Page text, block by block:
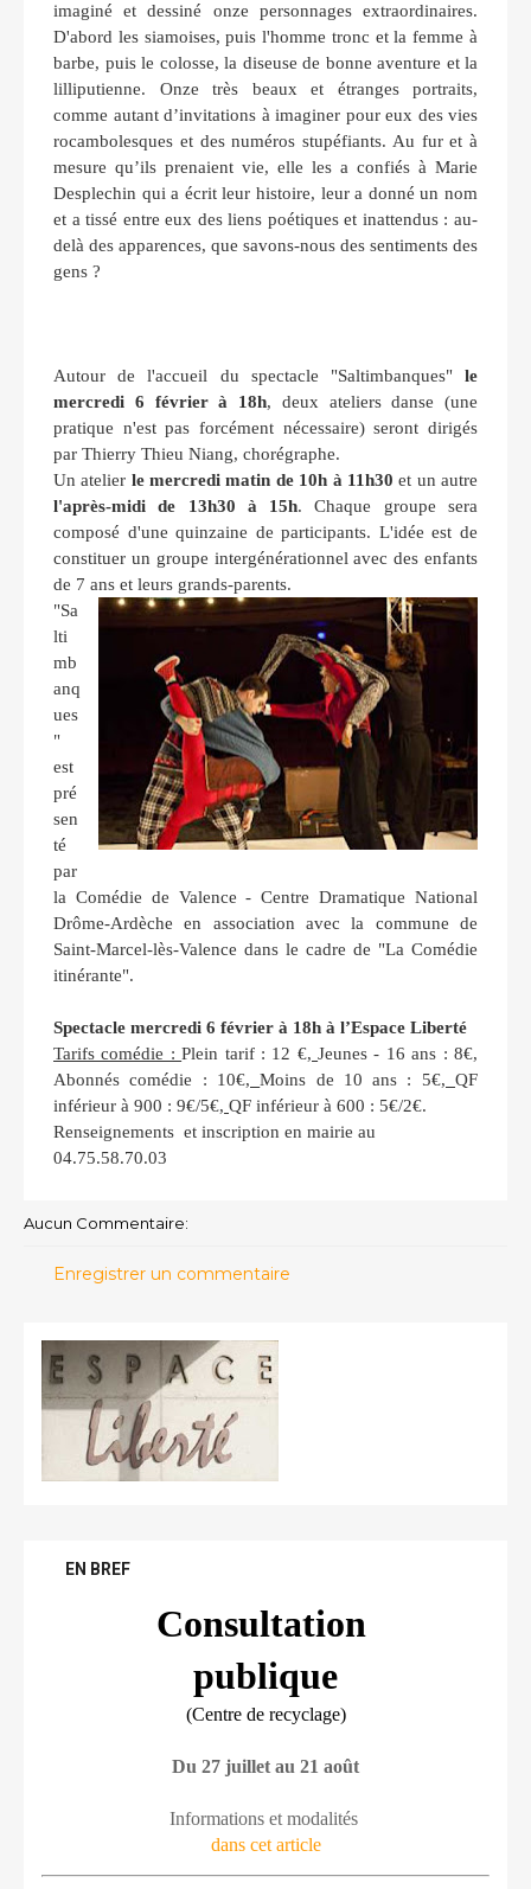
imaginé et dessiné onze personnages extraordinaires.
D'abord les siamoises, puis l'homme tronc et la femme à
barbe, puis le colosse, la diseuse de bonne aventure et la
lilliputienne. Onze très beaux et étranges portraits,
comme autant d’invitations à imaginer pour eux des vies
rocambolesques et des numéros stupéfiants. Au fur et à
mesure qu’ils prenaient vie, elle les a confiés à Marie
Desplechin qui a écrit leur histoire, leur a donné un nom
et a tissé entre eux des liens poétiques et inattendus : au-
delà des apparences, que savons-nous des sentiments des
gens ?
Autour de l'accueil du spectacle "Saltimbanques" le
mercredi 6 février à 18h, deux ateliers danse (une
pratique n'est pas forcément nécessaire) seront dirigés
par Thierry Thieu Niang, chorégraphe.
Un atelier le mercredi matin de 10h à 11h30 et un autre
l'après-midi de 13h30 à 15h. Chaque groupe sera
composé d'une quinzaine de participants. L'idée est de
constituer un groupe intergénérationnel avec des enfants
de 7 ans et leurs grands-parents.
"Sa
lti
mb
anq
ues
"
est
pré
sen
té
par
la Comédie de Valence - Centre Dramatique National
Drôme-Ardèche en association avec la commune de
Saint-Marcel-lès-Valence dans le cadre de "La Comédie
itinérante".
Spectacle mercredi 6 février à 18h à l’Espace Liberté
Tarifs comédie :Plein tarif : 12 €,Jeunes - 16 ans : 8€,
Abonnés comédie : 10€,Moins de 10 ans : 5€,QF
inférieur à 900 : 9€/5€, QF inférieur à 600 : 5€/2€.
Renseignements et inscription en mairie au
04.75.58.70.03
Aucun Commentaire:
Enregistrer un commentaire
EN BREF
Consultation
publique
(Centre de recyclage)
Du 27 juillet au 21 août
Informations et modalités
dans cet article